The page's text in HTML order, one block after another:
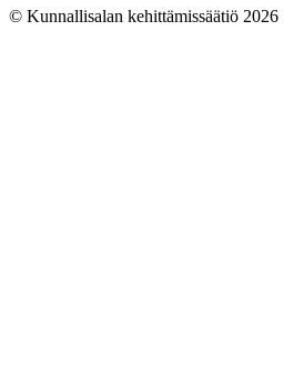
© Kunnallisalan kehittämissäätiö 2026